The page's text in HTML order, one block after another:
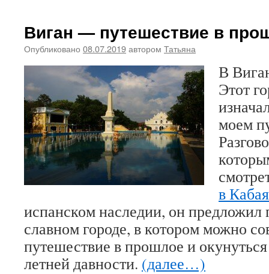
Виган — путешествие в
Опубликовано 08.07.2019автором Татьяна
В
Этот
моем
в
испанском наследии, он предложил
славном городе, в котором можно
путешествие в прошлое и
летней давности. (далее…)